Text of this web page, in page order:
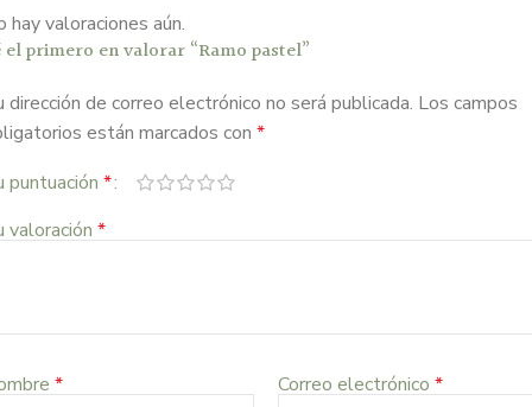
hay valoraciones aún.
el primero en valorar “Ramo pastel”
dirección de correo electrónico no será publicada. Los campos
están marcados con *
puntuación *
valoración *
* Correo electrónico *